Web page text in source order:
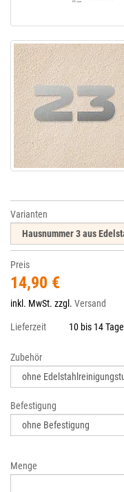
Varianten
Preis
14,90 €
inkl. MwSt. zzgl. Versand
Lieferzeit 10 bis 14 Tage
Zubehör
Befestigung
Menge